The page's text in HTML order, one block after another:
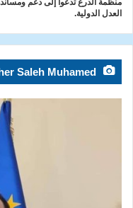
منظمة الدرع تدعوا إلى دعم
العدل الدولية.
Saleh Muhamed